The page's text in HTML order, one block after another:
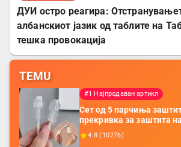
ДУИ остро реагира:
албанскиот јазик од таблите на
тешка провокација
TEMU
#1 Најпродаван артикл
Сет од 5 парчиња
прекривка за заштита
додатоци за заштита на
батерија, за мобилни
4.8 ( 10276)